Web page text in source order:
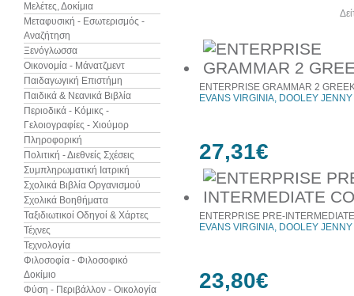
Μελέτες, Δοκίμια
Μεταφυσική - Εσωτερισμός -
Αναζήτηση
Ξενόγλωσσα
Οικονομία - Μάνατζμεντ
Παιδαγωγική Επιστήμη
Παιδικά & Νεανικά Βιβλία
Περιοδικά - Κόμικς -
Γελοιογραφίες - Χιούμορ
Πληροφορική
Πολιτική - Διεθνείς Σχέσεις
Συμπληρωματική Ιατρική
Σχολικά Βιβλία Οργανισμού
Σχολικά Βοηθήματα
Ταξιδιωτικοί Οδηγοί & Χάρτες
Τέχνες
Τεχνολογία
Φιλοσοφία - Φιλοσοφικό
Δοκίμιο
Φύση - Περιβάλλον - Οικολογία
ENTERPRISE GRAMMAR 2
EVANS VIRGINIA, DOOLEY JENNY
27,31€
ENTERPRISE PRE-
EVANS VIRGINIA, DOOLEY JENNY
23,80€